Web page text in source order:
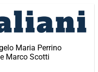
Maria Perrino
Marco Scotti